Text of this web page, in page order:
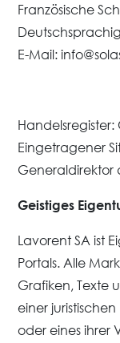
Französische
E-Mail:
Handelsregister:
Eingetragener
Generaldirektor
Geistiges
Lavorent SA ist
Portals. Alle
Grafiken, Texte
einer juristischen
oder eines ihrer